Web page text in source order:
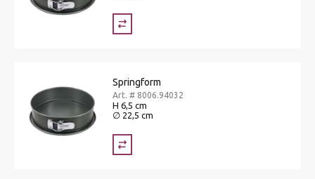
Springform
Art. # 8006.94032
H 6,5 cm
∅ 22,5 cm